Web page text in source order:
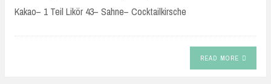
Kakao– 1 Teil Likör 43– Sahne– Cocktailkirsche
READ MORE